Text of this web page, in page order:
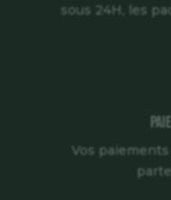
sous 24H, les
Vos